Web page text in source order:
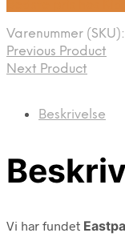
Varenummer (SKU):
Previous Product
Next Product
Beskrivelse
Vi har fundet